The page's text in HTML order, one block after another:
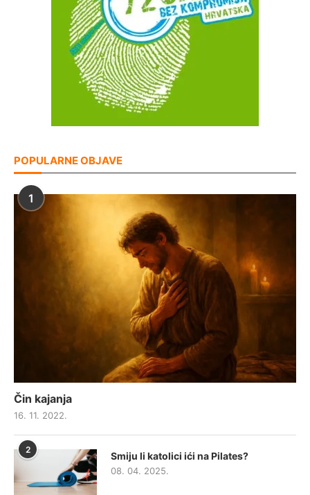
POPULARNE OBJAVE
1
Čin kajanja
16. 11. 2022.
2
Smiju li katolici ići na Pilates?
08. 04. 2025.